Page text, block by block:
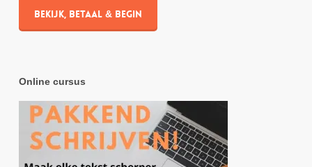
Bekijk, betaal & begin
Online cursus